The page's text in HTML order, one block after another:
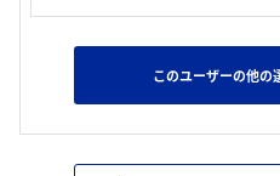
このユーザーの他の